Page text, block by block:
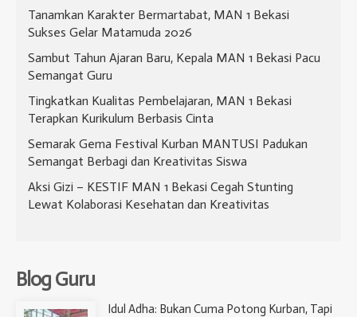
​Tanamkan Karakter Bermartabat, MAN 1 Bekasi
Sukses Gelar Matamuda 2026
Sambut Tahun Ajaran Baru, Kepala MAN 1 Bekasi Pacu
Semangat Guru
Tingkatkan Kualitas Pembelajaran, MAN 1 Bekasi
Terapkan Kurikulum Berbasis Cinta
Semarak Gema Festival Kurban MANTUSI Padukan
Semangat Berbagi dan Kreativitas Siswa
Aksi Gizi – KESTIF MAN 1 Bekasi Cegah Stunting
Lewat Kolaborasi Kesehatan dan Kreativitas
Blog Guru
Idul Adha: Bukan Cuma Potong Kurban, Tapi